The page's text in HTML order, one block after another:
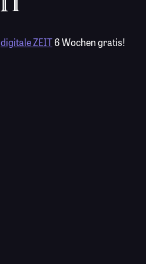
digitale ZEIT6 Wochen gratis!